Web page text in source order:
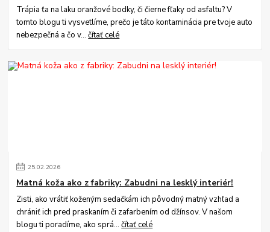
Trápia ťa na laku oranžové bodky, či čierne fľaky od asfaltu? V
tomto blogu ti vysvetlíme, prečo je táto kontaminácia pre tvoje auto
nebezpečná a čo v...čítať celé
25.02.2026
Matná koža ako z fabriky: Zabudni na lesklý interiér!
Zisti, ako vrátiť koženým sedačkám ich pôvodný matný vzhľad a
chrániť ich pred praskaním či zafarbením od džínsov. V našom
blogu ti poradíme, ako sprá...čítať celé